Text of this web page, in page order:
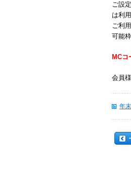
ご設
は利
ご利
可能
MCコ
会員
年